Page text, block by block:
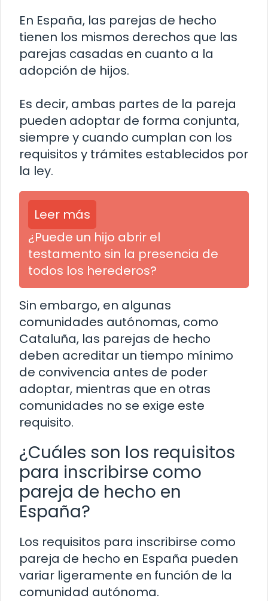
En España, las parejas de hecho
tienen los mismos derechos que las
parejas casadas en cuanto a la
adopción de hijos.
Es decir, ambas partes de la pareja
pueden adoptar de forma conjunta,
siempre y cuando cumplan con los
requisitos y trámites establecidos por
la ley.
Leer más
¿Puede un hijo abrir el
testamento sin la presencia de
todos los herederos?
Sin embargo, en algunas
comunidades autónomas, como
Cataluña, las parejas de hecho
deben acreditar un tiempo mínimo
de convivencia antes de poder
adoptar, mientras que en otras
comunidades no se exige este
requisito.
¿Cuáles son los requisitos
para inscribirse como
pareja de hecho en
España?
Los requisitos para inscribirse como
pareja de hecho en España pueden
variar ligeramente en función de la
comunidad autónoma.